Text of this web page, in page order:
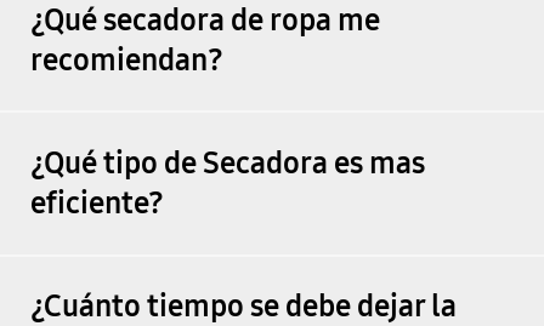
¿Qué secadora de ropa me
recomiendan?
¿Qué tipo de Secadora es mas
eficiente?
¿Cuánto tiempo se debe dejar la